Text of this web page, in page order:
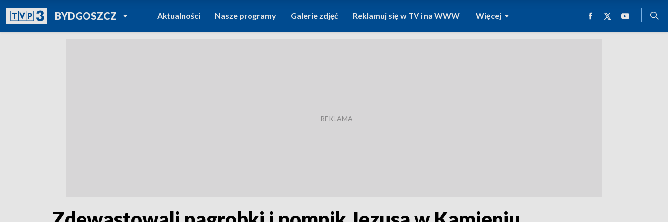
BYDGOSZCZPOWRÓT DO
TVP REGIONY
Aktualności Nasze programy Galerie zdjęć Reklamuj się w TV i na WWW Więcej